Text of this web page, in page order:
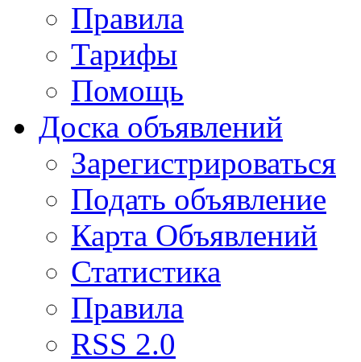
Правила
Тарифы
Помощь
Доска объявлений
Зарегистрироваться
Подать объявление
Карта Объявлений
Статистика
Правила
RSS 2.0